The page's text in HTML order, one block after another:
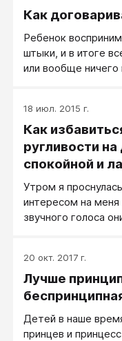
Как
Ребенок
штыки, и в итоге
или вообще ничего
18 июл. 2015 г.
Как
ругливости
спокойной и
Утром я
интересом на
звучного голоса
20 окт. 2017 г.
Лучше
Детей в наше
принцев и